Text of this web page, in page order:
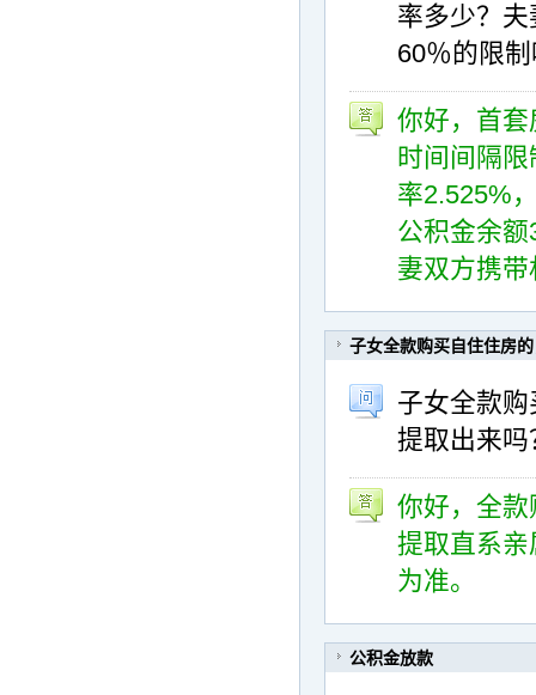
率多少？
60％的限
你好，首
时间间隔
率2.525%
公积金余
妻双方携
子女全款购买自住住房
子女全款
提取出来吗
你好，全
提取直系
为准。
公积金放款